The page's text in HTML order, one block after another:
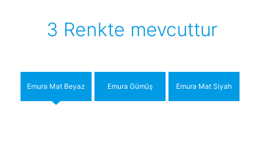
3 Renkte mevcuttur
Emura Mat Beyaz Emura Gümüş Emura Mat Siyah